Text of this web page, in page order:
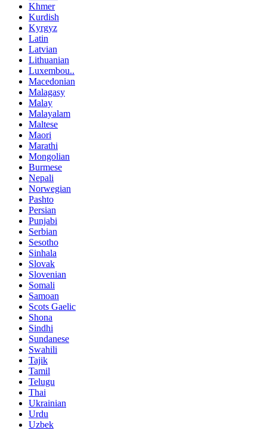
Khmer
Kurdish
Kyrgyz
Latin
Latvian
Lithuanian
Luxembou..
Macedonian
Malagasy
Malay
Malayalam
Maltese
Maori
Marathi
Mongolian
Burmese
Nepali
Norwegian
Pashto
Persian
Punjabi
Serbian
Sesotho
Sinhala
Slovak
Slovenian
Somali
Samoan
Scots Gaelic
Shona
Sindhi
Sundanese
Swahili
Tajik
Tamil
Telugu
Thai
Ukrainian
Urdu
Uzbek